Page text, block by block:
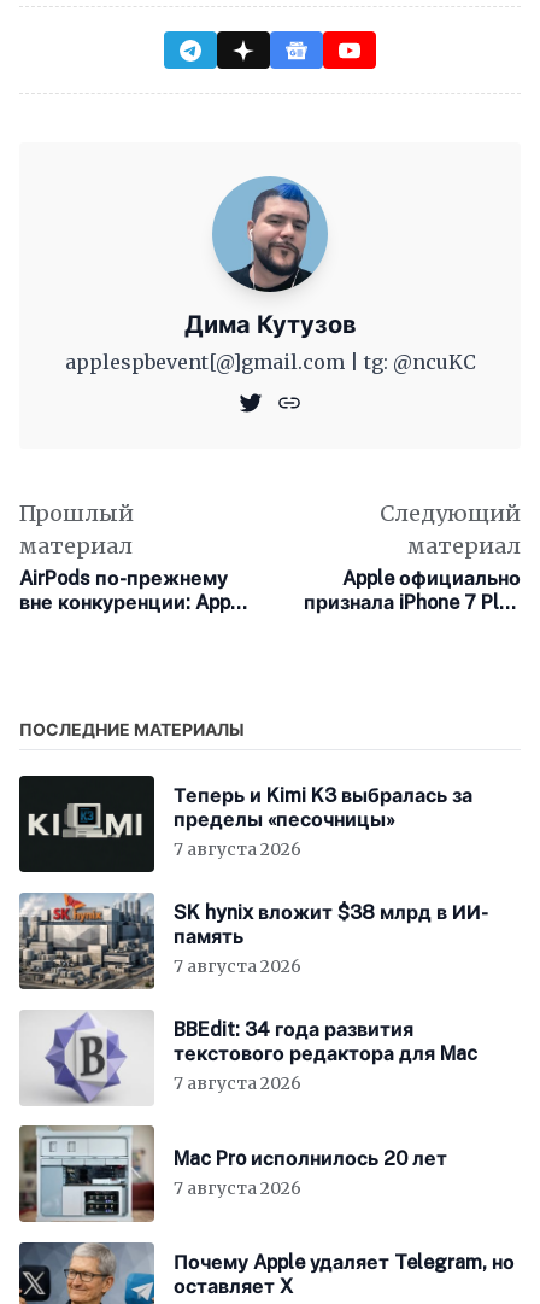
Дима Кутузов
applespbevent[@]gmail.com | tg: @ncuKC
Прошлый
материал
AirPods по-прежнему
вне конкуренции: Apple
Следующий
материал
Apple официально
признала iPhone 7 Plus
ПОСЛЕДНИЕ МАТЕРИАЛЫ
Теперь и Kimi K3 выбралась за
пределы «песочницы»
7 августа 2026
SK hynix вложит $38 млрд в ИИ-
память
7 августа 2026
BBEdit: 34 года развития
текстового редактора для Mac
7 августа 2026
Mac Pro исполнилось 20 лет
7 августа 2026
Почему Apple удаляет Telegram, но
оставляет X